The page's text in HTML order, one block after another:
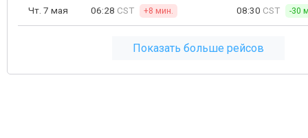
Чт. 7 мая 06:28 CST +8 мин. 08:30 CST -30
Показать больше рейсов